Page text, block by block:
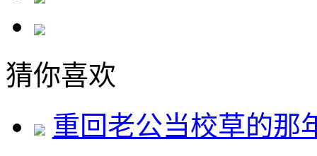
猜你喜欢
重回老公当校草的那